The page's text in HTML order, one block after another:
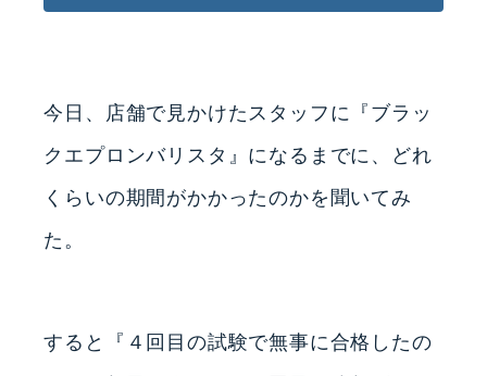
今日、店舗で見かけたスタッフに『ブラッ
クエプロンバリスタ』になるまでに、どれ
くらいの期間がかかったのかを聞いてみ
た。
すると『４回目の試験で無事に合格したの